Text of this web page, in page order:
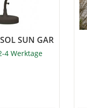
SUN GARDEN
4 Werktage